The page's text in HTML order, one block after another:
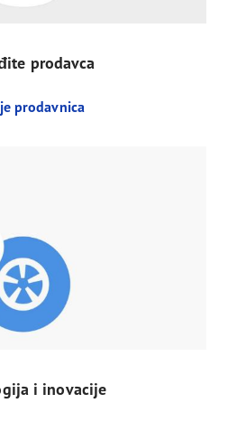
prodavca
prodavnica
i inovacije